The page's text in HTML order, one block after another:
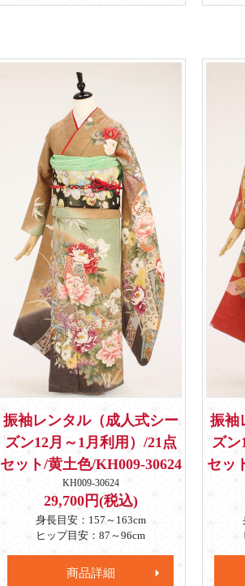
振袖レンタル（成人式シー
ズン12月～1月利用）/21点
セット/黄土色/KH009-30624
KH009-30624
29,700円(税込)
身長目安：157～163cm
ヒップ目安：87～96cm
商品詳細
振袖
ズ
セッ